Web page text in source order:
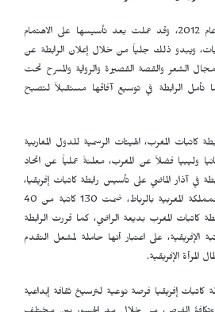
تأسست رابطة كاتبات المغرب عام 2012، وقد عملت بعد تأسيسها على الاهتمام
ويبدو ذلك جلياً من خلال إعلان الرابطة عن
الشعر والقصة القصيرة والرواية والمسرح تحت
كما تأمل الرابطة في توسيع آفاقها مستقبلاً لتصبح
المغرب، الهيئات الرسمية للدول المغاربية
وليبيا فضلاً عن المغرب، معلنةً عملياً عن اتحاد
في آذار الماضي على تأسيس رابطة كاتبات إفريقيا،
التي انعقدت بالمكتبة الوطنية للمملكة المغربية بالرباط، ضمت 130 كاتبة من 40
كاتبات المغرب بديعة الراضي، كما قررت الرابطة
9 آذار بالكاتبة الإفريقية، على اعتبار أنها حاملة لمشعل التقدم
المرأة الإفريقية.
كاتبات إفريقيا فرصة نوعية لترسيخ ثقافة إبداعية